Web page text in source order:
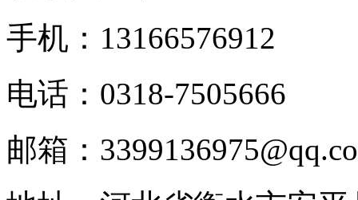
手机：13166576912
电话：0318-7505666
邮箱：